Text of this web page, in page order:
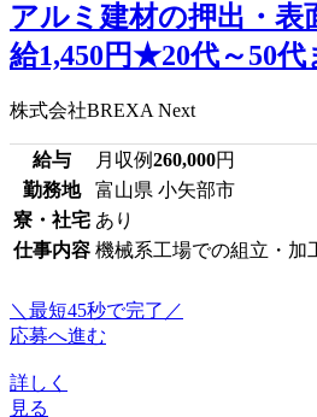
アルミ建材の押出・表
給1,450円★20代～50代
株式会社BREXA Next
給与 月収例260,000円
勤務地
富山県 小矢部市
寮・社宅 あり
仕事内容 機械系工場での組立・加
＼最短45秒で完了／
応募へ進む
詳しく
見る